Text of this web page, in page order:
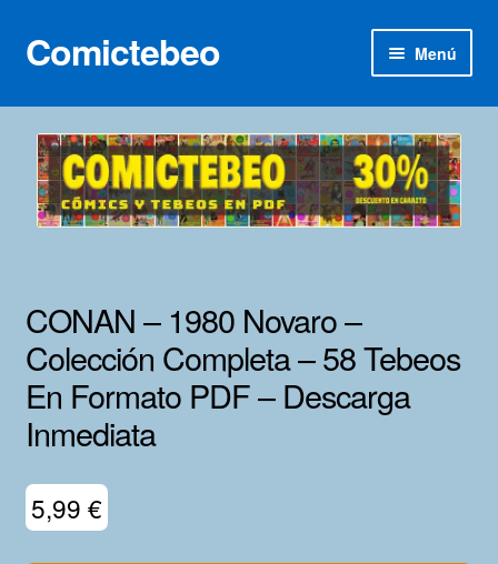
Ir
a
Ir
al
Comictebeo Menú
Inicio
Categorías
Franco-Belga
Lotes 100
Adultos
Mi Cuenta
CONAN – 1980 Novaro –
Colección Completa – 58 Tebeos
En Formato PDF – Descarga
Inmediata
5,99 €